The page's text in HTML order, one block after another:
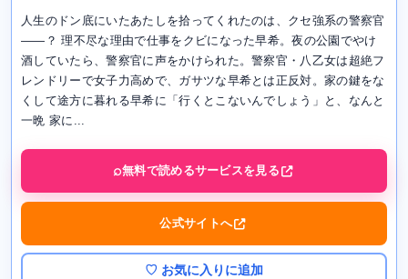
人生のドン底にいたあたしを拾ってくれたのは、クセ強系の警察官
――？ 理不尽な理由で仕事をクビになった早希。夜の公園でやけ
酒していたら、警察官に声をかけられた。警察官・八乙女は超絶フ
レンドリーで女子力高めで、ガサツな早希とは正反対。家の鍵をな
くして途方に暮れる早希に「行くとこないんでしょう」と、なんと
一晩 家に...
無料で読めるサービスを見る
公式サイトへ
♡ お気に入りに追加